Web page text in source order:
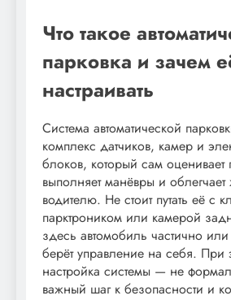
Что такое
парковка и зачем
настраивать
Система автоматической
комплекс датчиков, камер и
блоков, который сам оценивает
выполняет манёвры и
водителю. Не стоит путать её с
парктроником или камерой
здесь автомобиль частично
берёт управление на себя. При
настройка системы — не
важный шаг к безопасности и